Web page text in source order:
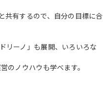
共有するので、自分の目標に合
リーノ」も展開、いろいろな
のノウハウも学べます。